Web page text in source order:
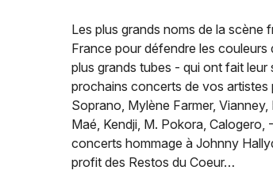
Les plus grands noms de la
France pour défendre les couleurs
plus grands tubes - qui ont fait
prochains concerts de vos artistes
Soprano, Mylène Farmer,
Maé, Kendji, M. Pokora, Calogero,
concerts hommage à Johnny
profit des Restos du Coeur…